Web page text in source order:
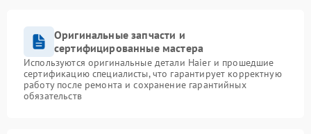
Оригинальные запчасти и
сертифицированные мастера
Используются оригинальные детали Haier и прошедшие
сертификацию специалисты, что гарантирует корректную
работу после ремонта и сохранение гарантийных
обязательств